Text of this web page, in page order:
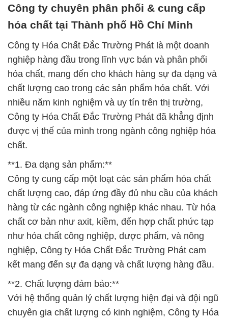
Công ty chuyên phân phối & cung cấp
hóa chất tại Thành phố Hồ Chí Minh
Công ty Hóa Chất Đắc Trường Phát là một doanh
nghiệp hàng đầu trong lĩnh vực bán và phân phối
hóa chất, mang đến cho khách hàng sự đa dạng và
chất lượng cao trong các sản phẩm hóa chất. Với
nhiều năm kinh nghiệm và uy tín trên thị trường,
Công ty Hóa Chất Đắc Trường Phát đã khẳng định
được vị thế của mình trong ngành công nghiệp hóa
chất.
**1. Đa dạng sản phẩm:**
Công ty cung cấp một loạt các sản phẩm hóa chất
chất lượng cao, đáp ứng đầy đủ nhu cầu của khách
hàng từ các ngành công nghiệp khác nhau. Từ hóa
chất cơ bản như axit, kiềm, đến hợp chất phức tạp
như hóa chất công nghiệp, dược phẩm, và nông
nghiệp, Công ty Hóa Chất Đắc Trường Phát cam
kết mang đến sự đa dạng và chất lượng hàng đầu.
**2. Chất lượng đảm bảo:**
Với hệ thống quản lý chất lượng hiện đại và đội ngũ
chuyên gia chất lượng có kinh nghiệm, Công ty Hóa